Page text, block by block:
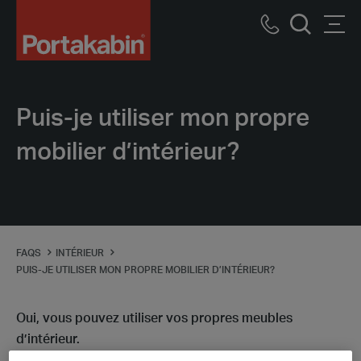
Call
Puis-je utiliser mon propre
mobilier d’intérieur?
FAQS
INTÉRIEUR
PUIS-JE UTILISER MON PROPRE MOBILIER D’INTÉRIEUR?
Oui, vous pouvez utiliser vos propres meubles
d’intérieur.